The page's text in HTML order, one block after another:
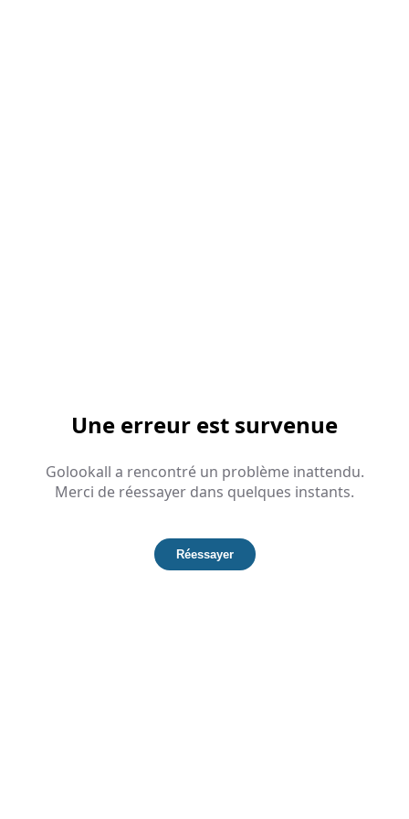
Une erreur est survenue
Golookall a rencontré un problème inattendu.
Merci de réessayer dans quelques instants.
Réessayer